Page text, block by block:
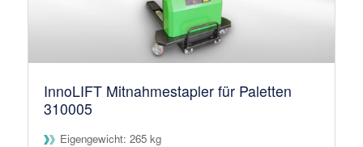
InnoLIFT Mitnahmestapler für Paletten
310005
Eigengewicht: 265 kg